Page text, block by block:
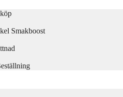
Smakboost